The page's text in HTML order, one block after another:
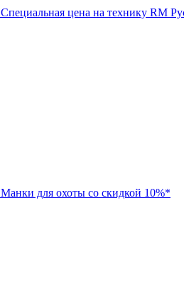
Специальная цена на технику RM
Манки для охоты со скидкой 10%*